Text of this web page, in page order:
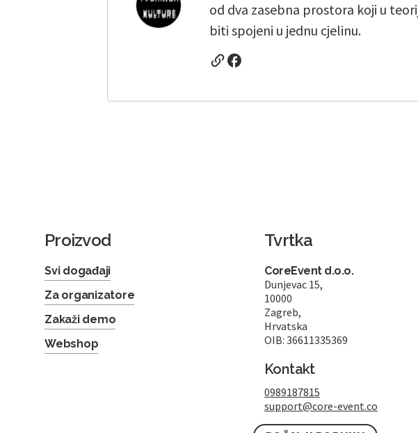
od dva zasebna prostora koji u
biti spojeni u jednu cjelinu.
Proizvod
Svi događaji
Za organizatore
Zakaži demo
Webshop
Tvrtka
CoreEvent d.o.o.
Dunjevac 15,
10000
Zagreb,
Hrvatska
OIB: 36611335369
Kontakt
0989187815
support@core-event.co